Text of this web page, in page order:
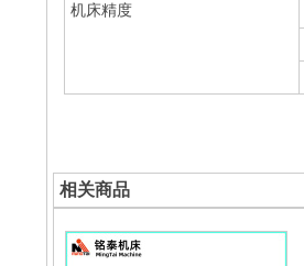
机床精度
相关商品